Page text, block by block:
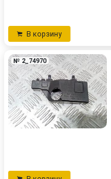
В корзину
№ 2_74970